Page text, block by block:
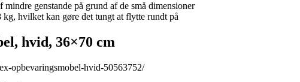
genstande på grund af de små dimensioner
hvilket kan gøre det tungt at flytte rundt på
hvid, 36×70 cm
opbevaringsmobel-hvid-50563752/